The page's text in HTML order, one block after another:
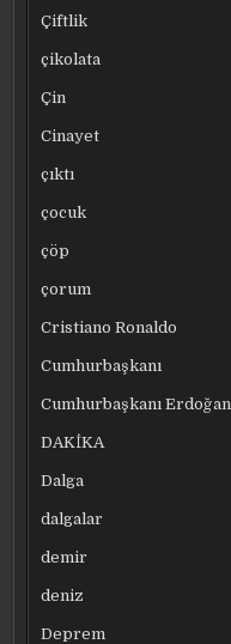
Çiftlik
çikolata
Çin
Cinayet
çıktı
çocuk
çöp
çorum
Cristiano Ronaldo
Cumhurbaşkanı
Cumhurbaşkanı Erdoğan
DAKİKA
Dalga
dalgalar
demir
deniz
Deprem